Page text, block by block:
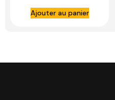
Scale Statue – IRON
STUDIOS
Ajouter au panier